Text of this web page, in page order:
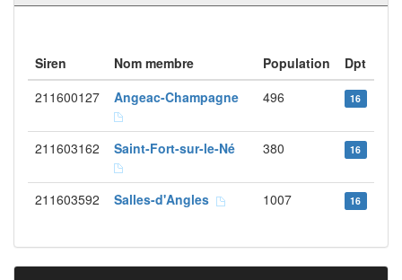
Siren Nom membre Population
Dpt
211600127
Angeac-Champagne 496 16
211603162 Saint-Fort-sur-le-Né 380 16
211603592 Salles-d'Angles 1007 16